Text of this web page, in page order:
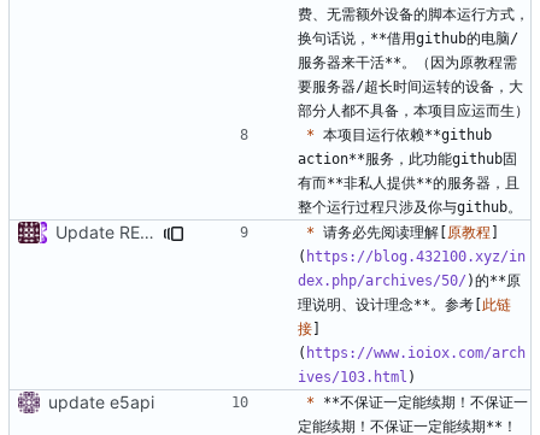
费、无需额外设备的脚本运行方式，
换句话说，**借用github的电脑/
服务器来干活**。（因为原教程需
要服务器/超长时间运转的设备，大
* 本项目运行依赖**github
action**服务，此功能github固
有而**非私人提供**的服务器，且
Update README.md * 请务必先阅读理解[原教程 ]
( https://blog.432100.xyz/in
dex.php/archives/50/ )的**原
理说明、设计理念**。参考[此链
接]
( https://www.ioiox.com/arch
ives/103.html
update e5api * **不保证一定能续期！不保证一
定能续期！不保证一定能续期**！